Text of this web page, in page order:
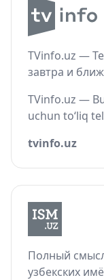
TVinfo.uz —
завтра и
TVinfo.uz —
uchun to‘liq
tvinfo.uz
Полный
узбекских